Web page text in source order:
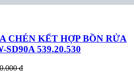
CHÉN KẾT HỢP BỒN RỬA
539.20.530
đ